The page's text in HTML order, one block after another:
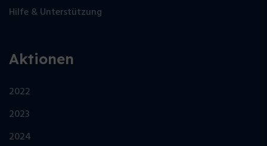
Hilfe & Unterstützung
Aktionen
2022
2023
2024